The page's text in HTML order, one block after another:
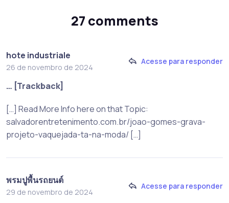
27 comments
hote industriale
26 de novembro de 2024
Acesse para responder
… [Trackback]
[…] Read More Info here on that Topic:
salvadorentretenimento.com.br/joao-gomes-grava-
projeto-vaquejada-ta-na-moda/ […]
พรมปูพื้นรถยนต์
29 de novembro de 2024
Acesse para responder